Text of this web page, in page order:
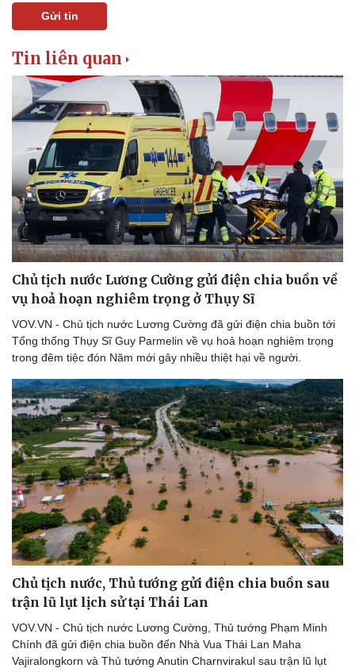
Thế giới
Cuộc sống đó đây
Hồ sơ
E-Magazine
Infographic
Gửi tin
Tin liên quan
Chủ tịch nước Lương Cường gửi điện chia buồn về
vụ hoả hoạn nghiêm trọng ở Thụy Sĩ
VOV.VN - Chủ tịch nước Lương Cường đã gửi điện chia buồn tới
Tổng thống Thụy Sĩ Guy Parmelin về vụ hoả hoạn nghiêm trọng
trong đêm tiệc đón Năm mới gây nhiều thiệt hại về người.
Chủ tịch nước, Thủ tướng gửi điện chia buồn sau
trận lũ lụt lịch sử tại Thái Lan
VOV.VN - Chủ tịch nước Lương Cường, Thủ tướng Phạm Minh
Chính đã gửi điện chia buồn đến Nhà Vua Thái Lan Maha
Vajiralongkorn và Thủ tướng Anutin Charnvirakul sau trận lũ lụt